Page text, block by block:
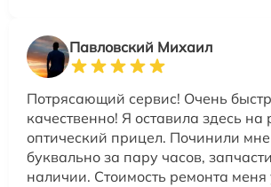
Павловский Михаил
Потрясающий сервис! Очень
качественно! Я оставила здесь на
оптический прицел. Починили мне
буквально за пару часов,
наличии. Стоимость ремонта меня